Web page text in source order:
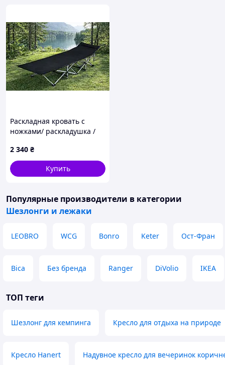
Раскладная кровать с
ножками/ раскладушка /
(190х68х36) Black
2 340 ₴
Купить
Популярные производители в категории
Шезлонги и лежаки
LEOBRO WCG Bonro Keter Ост-Фран
Bica Без бренда Ranger DiVolio IKEA
ТОП теги
Шезлонг для кемпинга Кресло для отдыха на природе
Кресло Hanert Надувное кресло для вечеринок